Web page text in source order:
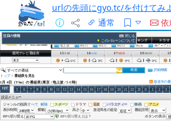
urlの先頭にgyo.tc/を付けてみ
通常
依